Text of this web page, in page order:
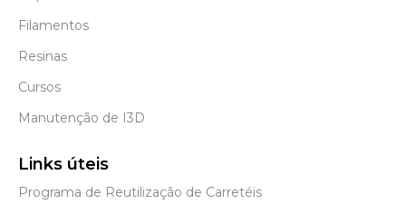
Filamentos
Resinas
Cursos
Manutenção de I3D
Links úteis
Programa de Reutilização de Carretéis